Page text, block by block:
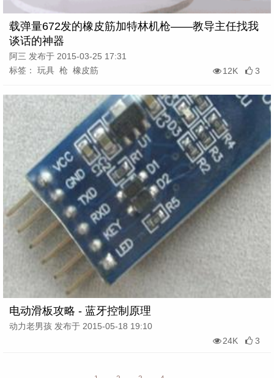
载弹量672发的橡皮筋加特林机枪——教导主任找我
谈话的神器
阿三 发布于 2015-03-25 17:31
标签： 玩具 枪 橡皮筋
12K 3
电动滑板攻略 - 蓝牙控制原理
动力老男孩 发布于 2015-05-18 19:10
24K
3